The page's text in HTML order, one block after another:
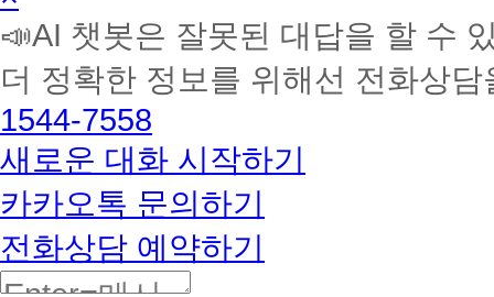
학
습
토
커
BETA
📣AI 챗봇은 잘못된 대답을 할 수
더 정확한 정보를 위해선 전화상
1544-7558
새로운 대화 시작하기
카카오톡 문의하기
전화상담 예약하기